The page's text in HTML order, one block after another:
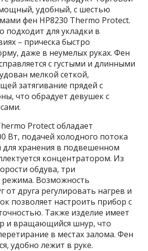
удобный, с шестью
фен HP8230 Thermo Protect.
подходит для укладки в
– прическа быстро
даже в неумелых руках. Фен
с густыми и длинными
мелкой сеткой,
затягивание прядей с
что обрадует девушек с
Protect обладает
Вт, подачей холодного потока
для хранения в подвешенном
концентратором. Из
обдува, три
режима. Возможность
от друга регулировать нагрев и
позволяет настроить прибор с
Также изделие имеет
и вращающийся шнур, что
в местах залома. Фен
удобно лежит в руке.